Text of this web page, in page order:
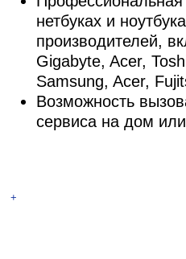
нетбуках и
производителей,
Gigabyte, Acer,
Samsung, Acer,
Возможность
сервиса на дом
+